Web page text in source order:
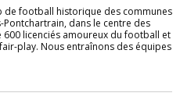
de football historique des communes
Pontchartrain, dans le centre des
licenciés amoureux du football et
play. Nous entraînons des équipes